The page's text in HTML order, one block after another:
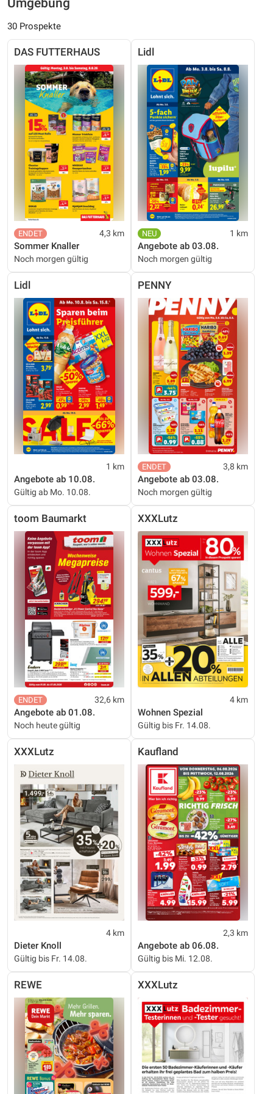
Umgebung
30 Prospekte
DAS FUTTERHAUS
4,3 km
Sommer Knaller
Noch morgen gültig
Lidl
1 km
Angebote ab 03.08.
Noch morgen gültig
Lidl
1 km
Angebote ab 10.08.
Gültig ab Mo. 10.08.
PENNY
3,8 km
Angebote ab 03.08.
Noch morgen gültig
toom Baumarkt
32,6 km
Angebote ab 01.08.
Noch heute gültig
XXXLutz
4 km
Wohnen Spezial
Gültig bis Fr. 14.08.
XXXLutz
4 km
Dieter Knoll
Gültig bis Fr. 14.08.
Kaufland
2,3 km
Angebote ab 06.08.
Gültig bis Mi. 12.08.
REWE XXXLutz